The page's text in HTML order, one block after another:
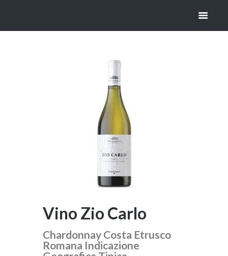
Vino Zio Carlo
Chardonnay Costa Etrusco
Romana Indicazione